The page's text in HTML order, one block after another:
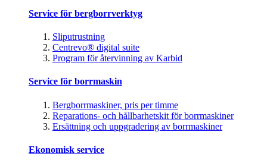
Service för bergborrverktyg
Sliputrustning
Centrevo® digital suite
Program för återvinning av Karbid
Service för borrmaskin
Bergborrmaskiner, pris per timme
Reparations- och hållbarhetskit för borrmaskiner
Ersättning och uppgradering av borrmaskiner
Ekonomisk service